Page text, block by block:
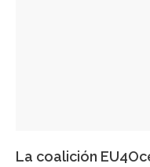
La coalición